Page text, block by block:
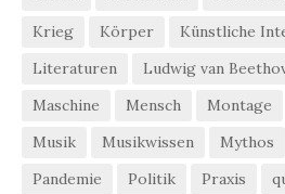
Krieg
Körper Künstliche
Literaturen
Ludwig van
Maschine
Mensch Montage
Musik
Musikwissen Mythos
Pandemie
Politik Praxis